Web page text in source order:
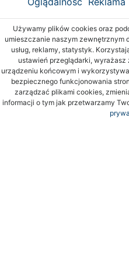
Używamy plików cookies oraz
umieszczanie naszym zewnętrznym
usług, reklamy, statystyk.
ustawień przeglądarki,
urządzeniu końcowym i
bezpiecznego funkcjonowania
zarządzać plikami cookies,
informacji o tym jak przetwarzamy